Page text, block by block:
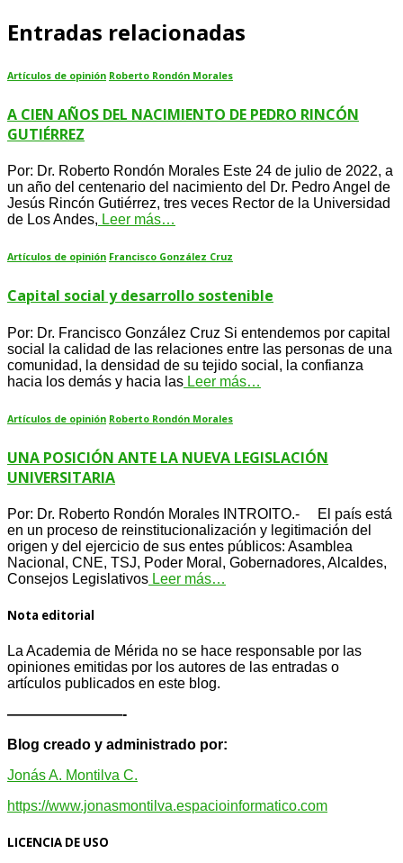
Entradas relacionadas
Artículos de opinión Roberto Rondón Morales
A CIEN AÑOS DEL NACIMIENTO DE PEDRO RINCÓN
GUTIÉRREZ
Por: Dr. Roberto Rondón Morales Este 24 de julio de 2022, a
un año del centenario del nacimiento del Dr. Pedro Angel de
Jesús Rincón Gutiérrez, tres veces Rector de la Universidad
de Los Andes, Leer más…
Artículos de opinión Francisco González Cruz
Capital social y desarrollo sostenible
Por: Dr. Francisco González Cruz Si entendemos por capital
social la calidad de las relaciones entre las personas de una
comunidad, la densidad de su tejido social, la confianza
hacia los demás y hacia las Leer más…
Artículos de opinión Roberto Rondón Morales
UNA POSICIÓN ANTE LA NUEVA LEGISLACIÓN
UNIVERSITARIA
Por: Dr. Roberto Rondón Morales INTROITO.- El país está
en un proceso de reinstitucionalización y legitimación del
origen y del ejercicio de sus entes públicos: Asamblea
Nacional, CNE, TSJ, Poder Moral, Gobernadores, Alcaldes,
Consejos Legislativos Leer más…
Nota editorial
La Academia de Mérida no se hace responsable por las
opiniones emitidas por los autores de las entradas o
artículos publicados en este blog.
————————-
Blog creado y administrado por:
Jonás A. Montilva C.
https://www.jonasmontilva.espacioinformatico.com
LICENCIA DE USO